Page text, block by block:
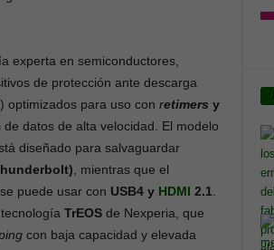
experta en semiconductores,
de protección ante descarga
) optimizados para uso con retimers y
de datos de alta velocidad. El modelo
diseñado para salvaguardar
, mientras que el
se puede usar con USB4 y HDMI 2.1
TrEOS de Nexperia, que
con baja capacidad y elevada